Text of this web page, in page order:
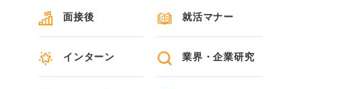
面接後 就活マナー
インターン 業界・企業研究